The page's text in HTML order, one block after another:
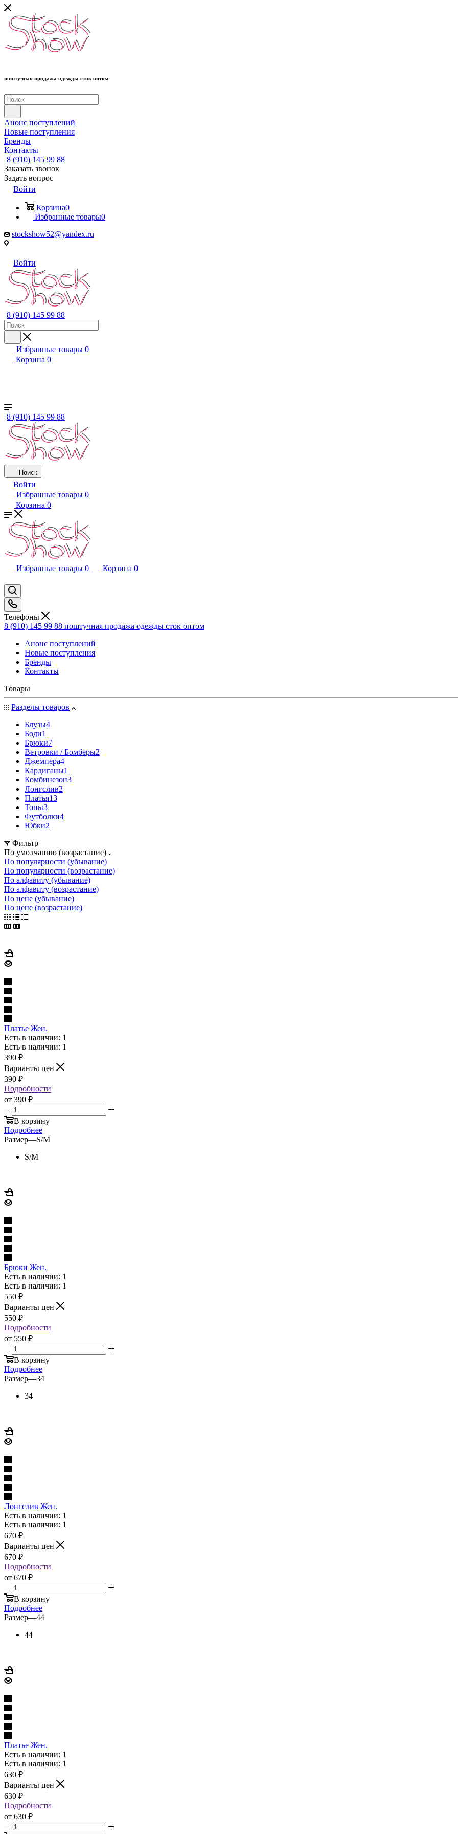
поштучная продажа одежды сток оптом
Анонс поступлений
Новые поступления
Бренды
Контакты
8 (910) 145 99 88
Заказать звонок
Задать вопрос
Войти
Корзина0
Избранные товары0
stockshow52@yandex.ru
Войти
8 (910) 145 99 88
Избранные товары 0
Корзина 0
8 (910) 145 99 88
Поиск
Войти
Избранные товары 0
Корзина 0
Избранные товары 0 Корзина 0
Телефоны
8 (910) 145 99 88 поштучная продажа одежды сток оптом
Анонс поступлений
Новые поступления
Бренды
Контакты
Товары
Разделы товаров
Блузы4
Боди1
Брюки7
Ветровки / Бомберы2
Джемпера4
Кардиганы1
Комбинезон3
Лонгслив2
Платья13
Топы3
Футболки4
Юбки2
Фильтр
По умолчанию (возрастание)
По популярности (убывание)
По популярности (возрастание)
По алфавиту (убывание)
По алфавиту (возрастание)
По цене (убывание)
По цене (возрастание)
Платье Жен.
Есть в наличии: 1
Есть в наличии: 1
390 ₽
Варианты цен
390 ₽
Подробности
от 390 ₽
В корзину
Подробнее
Размер—S/M
S/M
Брюки Жен.
Есть в наличии: 1
Есть в наличии: 1
550 ₽
Варианты цен
550 ₽
Подробности
от 550 ₽
В корзину
Подробнее
Размер—34
34
Лонгслив Жен.
Есть в наличии: 1
Есть в наличии: 1
670 ₽
Варианты цен
670 ₽
Подробности
от 670 ₽
В корзину
Подробнее
Размер—44
44
Платье Жен.
Есть в наличии: 1
Есть в наличии: 1
630 ₽
Варианты цен
630 ₽
Подробности
от 630 ₽